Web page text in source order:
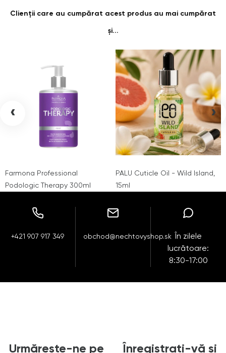
Clienții care au cumpărat acest produs au mai cumpărat
și...
Farmona Professional
Podologic Therapy 300ml
PALU Cuticle Oil - Wild Island,
15ml
‹ ›
+421 907 917 349 obchod@nechtovyshop.sk
În zilele
lucrătoare:
8:30-17:00
Urmărește-ne pe
Înregistrați-vă și